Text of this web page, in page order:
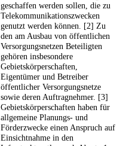
geschaffen werden sollen, die zu
Telekommunikationszwecken
genutzt werden können. [2] Zu
den am Ausbau von öffentlichen
Versorgungsnetzen Beteiligten
gehören insbesondere
Gebietskörperschaften,
Eigentümer und Betreiber
öffentlicher Versorgungsnetze
sowie deren Auftragnehmer. [3]
Gebietskörperschaften haben für
allgemeine Planungs- und
Förderzwecke einen Anspruch auf
Einsichtnahme in den